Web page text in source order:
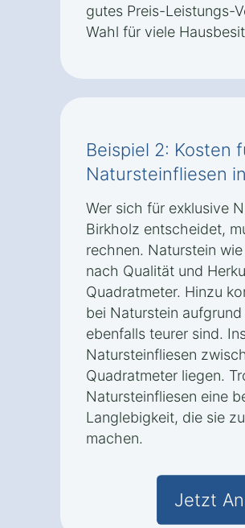
gutes Preis-Leistungs-
Wahl für viele
Beispiel 2: Kosten
Natursteinfliesen
Wer sich für exklusive
Birkholz entscheidet,
rechnen. Naturstein
nach Qualität und
Quadratmeter. Hinzu
bei Naturstein
ebenfalls teurer sind.
Natursteinfliesen
Quadratmeter liegen.
Natursteinfliesen eine
Langlebigkeit, die sie
machen.
Jetzt